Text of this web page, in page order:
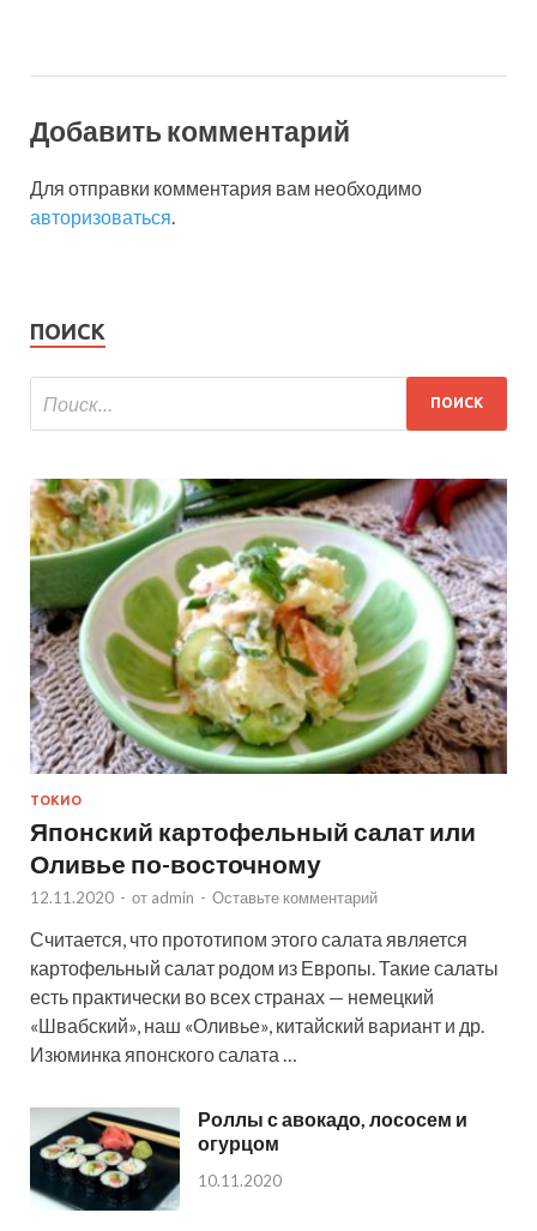
Добавить комментарий
Для отправки комментария вам необходимо
авторизоваться
ПОИСК
ТОКИО
Японский картофельный салат или
Оливье по-восточному
12.11.2020 - от admin - Оставьте комментарий
Считается, что прототипом этого салата является
картофельный салат родом из Европы. Такие салаты
есть практически во всех странах — немецкий
«Швабский», наш «Оливье», китайский вариант и др.
Изюминка японского салата …
Роллы с авокадо, лососем и
огурцом
10.11.2020